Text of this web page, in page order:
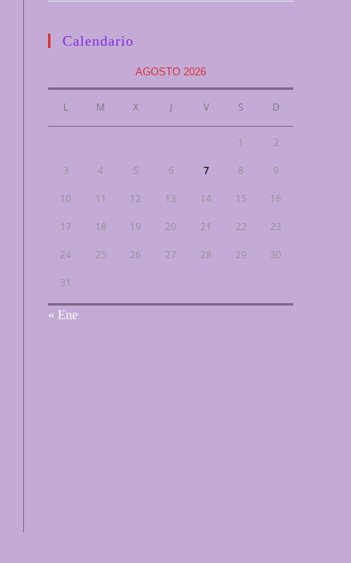
Calendario
AGOSTO 2026
L M X J V S D
1 2
3 4 5 6 7 8 9
10 11 12 13 14 15 16
17 18 19 20 21 22 23
24 25 26 27 28 29 30
31
« Ene